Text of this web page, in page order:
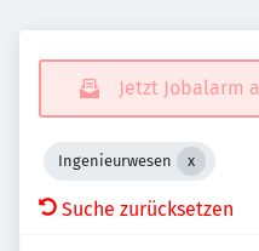
Jetzt Jobalarm
Ingenieurwesen
Suche zurücksetzen